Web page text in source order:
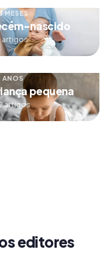
MESES
nascido
artigos
ANOS
pequena
artigos
editores